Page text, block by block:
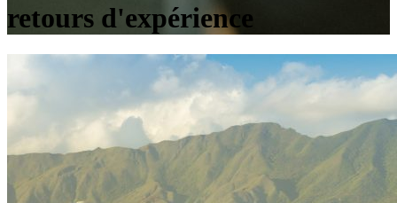
retours d'expérience